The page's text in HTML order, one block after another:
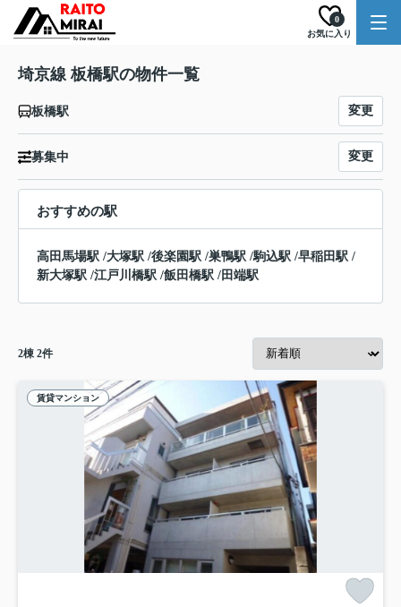
お気に入り
0
埼京線 板橋駅の物件一覧
板橋駅 変更
募集中 変更
おすすめの駅
高田馬場駅 /大塚駅 /後楽園駅 /巣鴨駅 /駒込駅 /早稲田駅 /
新大塚駅 /江戸川橋駅 /飯田橋駅 /田端駅
2棟 2件
賃貸マンション